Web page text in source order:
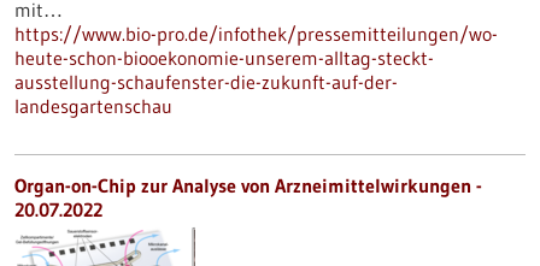
mit…
https://www.bio-pro.de/infothek/pressemitteilungen/wo-
heute-schon-biooekonomie-unserem-alltag-steckt-
ausstellung-schaufenster-die-zukunft-auf-der-
landesgartenschau
Organ-on-Chip zur Analyse von Arzneimittelwirkungen -
20.07.2022